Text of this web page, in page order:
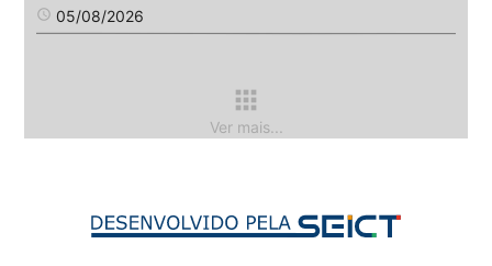
access_time 05/08/2026
apps
Ver mais...